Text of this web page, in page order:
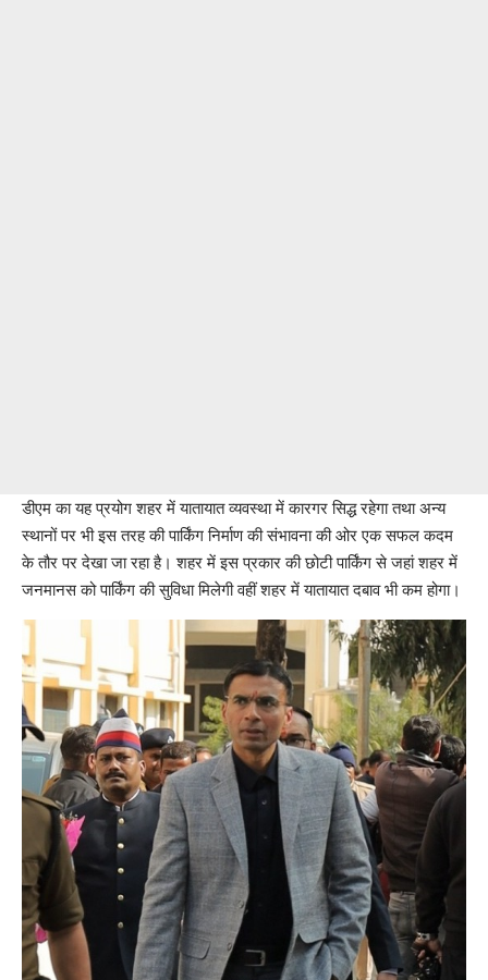
डीएम का यह प्रयोग शहर में यातायात व्यवस्था में कारगर सिद्ध रहेगा तथा अन्य
स्थानों पर भी इस तरह की पार्किंग निर्माण की संभावना की ओर एक सफल कदम
के तौर पर देखा जा रहा है। शहर में इस प्रकार की छोटी पार्किंग से जहां शहर में
जनमानस को पार्किंग की सुविधा मिलेगी वहीं शहर में यातायात दबाव भी कम होगा।